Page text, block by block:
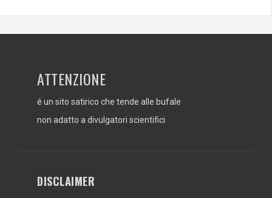
ATTENZIONE
é un sito satirico che tende alle bufale
non adatto a divulgatori scientifici
DISCLAIMER